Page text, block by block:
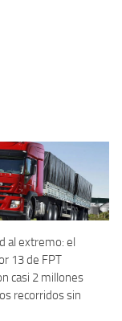
al extremo: el
13 de FPT
casi 2 millones
recorridos sin